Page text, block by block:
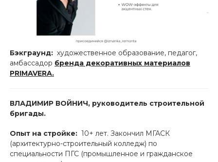
Бэкграунд: художественное образование, педагог,
амбассадор бренда декоративных материалов
PRIMAVERA.
ВЛАДИМИР ВОЙНИЧ, руководитель строительной
бригады.
Опыт на стройке: 10+ лет. Закончил МГАСК
(архитектурно-строительный колледж) по
специальности ПГС (промышленное и гражданское